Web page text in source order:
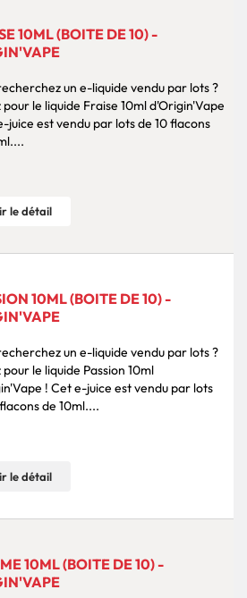
10ML (BOITE DE 10) -
un e-liquide vendu par lots ?
le liquide Fraise 10ml d'Origin'Vape
juice est vendu par lots de 10 flacons
le détail
10ML (BOITE DE 10) -
un e-liquide vendu par lots ?
le liquide Passion 10ml
est vendu par lots
de 10ml....
le détail
10ML (BOITE DE 10) -